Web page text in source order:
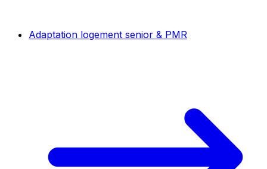
Adaptation logement senior & PMR